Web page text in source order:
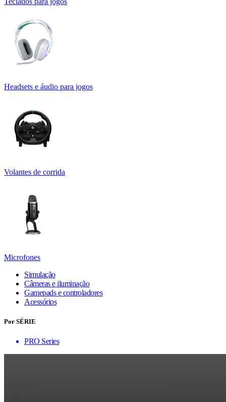
Headsets e áudio para jogos
Volantes de corrida
Microfones
Simulação
Câmeras e iluminação
Gamepads e controladores
Acessórios
Por SÉRIE
PRO Series